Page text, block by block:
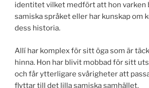
identitet vilket medfört att hon varken
samiska språket eller har kunskap om
dess historia.
Allí har komplex för sitt öga som är
hinna. Hon har blivit mobbad för sitt
och får ytterligare svårigheter att
flyttar till det lilla samiska samhället.